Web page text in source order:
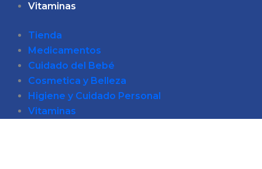
Vitaminas
Tienda
Medicamentos
Cuidado del Bebé
Cosmetica y Belleza
Higiene y Cuidado Personal
Vitaminas